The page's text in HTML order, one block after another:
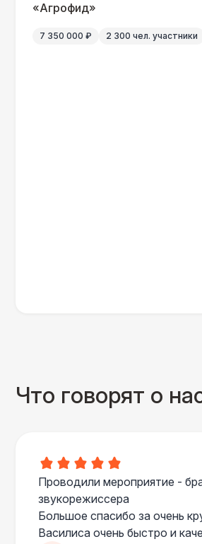
«Агрофид»
7 350 000 ₽ 2 300 чел. участники
Что говорят о
Проводили мероприятие -
звукорежиссера
Большое спасибо за очень
Василиса очень быстро и